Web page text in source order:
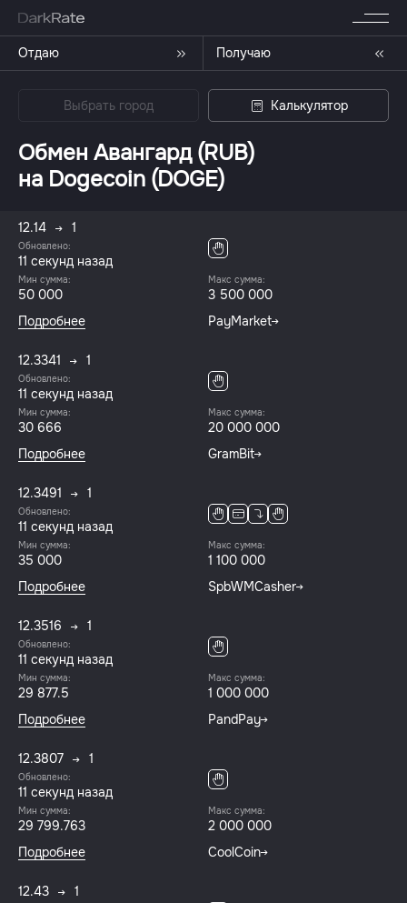
Отдаю Получаю
Выбрать город Калькулятор
Обмен Авангард (RUB)
на Dogecoin (DOGE)
12.14 1
Обновлено:
12 секунд назад
Мин сумма:
50 000
Макс сумма:
3 500 000
Подробнее
PayMarket
12.3341 1
Обновлено:
12 секунд назад
Мин сумма:
30 666
Макс сумма:
20 000 000
Подробнее
GramBit
12.3491 1
Обновлено:
12 секунд назад
Мин сумма:
35 000
Макс сумма:
1 100 000
Подробнее
SpbWMCasher
12.3516 1
Обновлено:
12 секунд назад
Мин сумма:
29 877.5
Макс сумма:
1 000 000
Подробнее
PandPay
12.3807 1
Обновлено:
12 секунд назад
Мин сумма:
29 799.763
Макс сумма:
2 000 000
Подробнее
CoolCoin
12.43 1